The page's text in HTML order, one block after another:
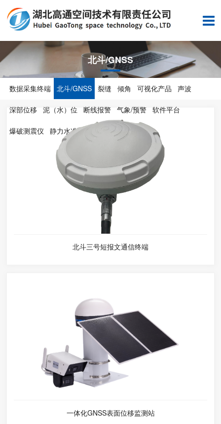
北斗/GNSS
数据采集终端 北斗/GNSS 裂缝 倾角 可视化产品 声波
深部位移 泥（水）位 断线报警 气象/预警 软件平台
爆破测震仪 静力水准仪 其他产品
北斗三号短报文通信终端
一体化GNSS表面位移监测站